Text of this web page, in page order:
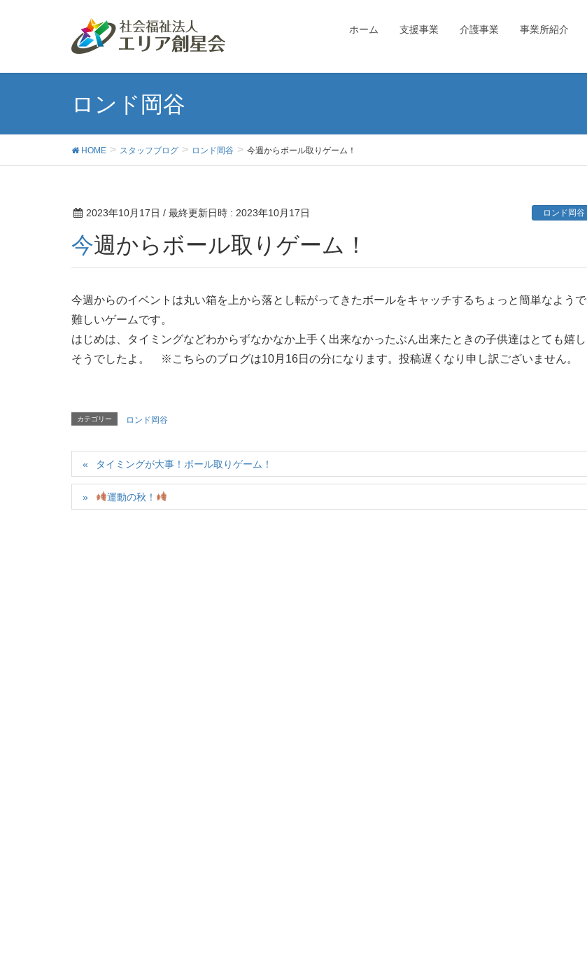
ホーム 支援事業 介護事業 事業所紹介
ロンド岡谷
HOME スタッフブログ ロンド岡谷 今週からボール取りゲーム！
2023年10月17日 / 最終更新日時 : 2023年10月17日 ロンド岡谷
今週からボール取りゲーム！
今週からのイベントは丸い箱を上から落とし転がってきたボールをキャッチするちょっと簡単なようで
難しいゲームです。
はじめは、タイミングなどわからずなかなか上手く出来なかったぶん出来たときの子供達はとても嬉し
そうでしたよ。 ※こちらのブログは10月16日の分になります。投稿遅くなり申し訳ございません。
カテゴリー ロンド岡谷
タイミングが大事！ボール取りゲーム！
運動の秋！